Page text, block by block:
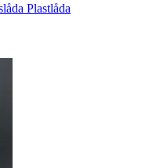
Plastlåda